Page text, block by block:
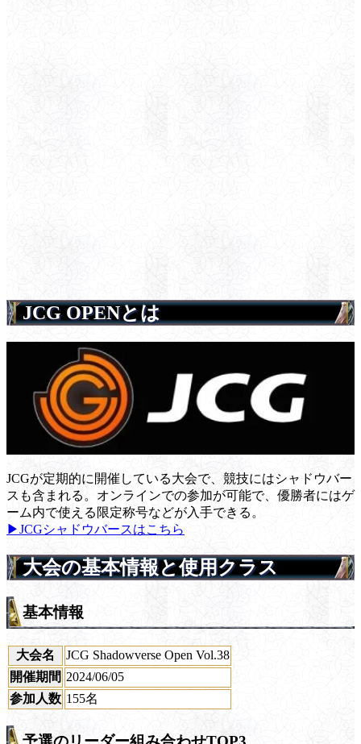
JCG OPENとは
JCGが定期的に開催している大会で、競技にはシャドウバー
スも含まれる。オンラインでの参加が可能で、優勝者にはゲ
ーム内で使える限定称号などが入手できる。
▶JCGシャドウバースはこちら
大会の基本情報と使用クラス
基本情報
大会名
JCG Shadowverse Open Vol.38
開催期間 2024/06/05
参加人数 155名